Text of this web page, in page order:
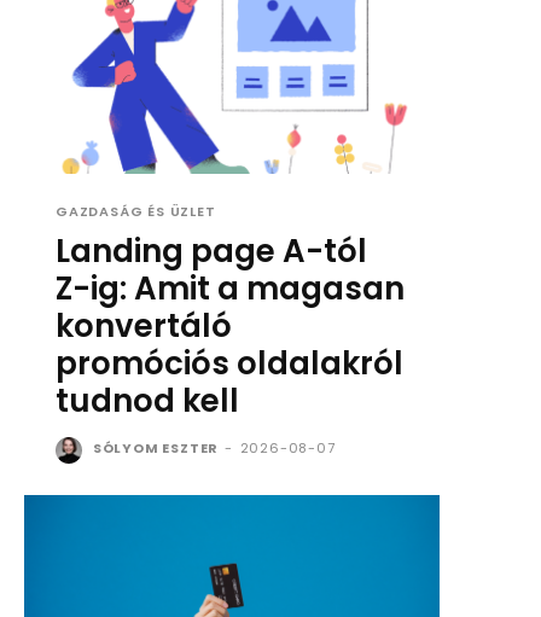
GAZDASÁG ÉS ÜZLET
Landing page A-tól
Z-ig: Amit a magasan
konvertáló
promóciós oldalakról
tudnod kell
SÓLYOM ESZTER - 2026-08-07